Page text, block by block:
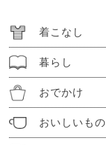
着こなし
暮らし
おでかけ
おいしいもの